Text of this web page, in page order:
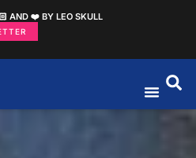
AND ❤️ BY LEO SKULL